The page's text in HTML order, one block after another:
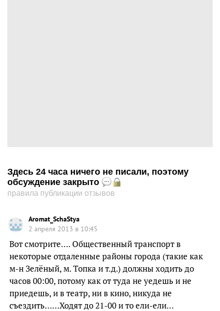
Здесь 24 часа ничего не писали, поэтому
обсуждение закрыто
правила публикации отзывов
Aromat_SchaStya
2 апреля 2013 в 10:45
Вот смотрите…. Общественный транспорт в
некоторые отдаленные районы города (такие как
м-н Зелёный, м. Топка и т.д.) должны ходить до
часов 00:00, потому как от туда не уедешь и не
приедешь, и в театр, ни в кино, никуда не
съездить……Ходят до 21-00 и то ели-ели…